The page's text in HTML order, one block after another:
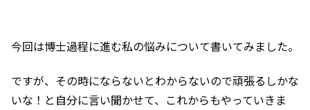
今回は博士過程に進む私の悩みについて書いてみました。
ですが、その時にならないとわからないので頑張るしかな
いな！と自分に言い聞かせて、これからもやっていきま